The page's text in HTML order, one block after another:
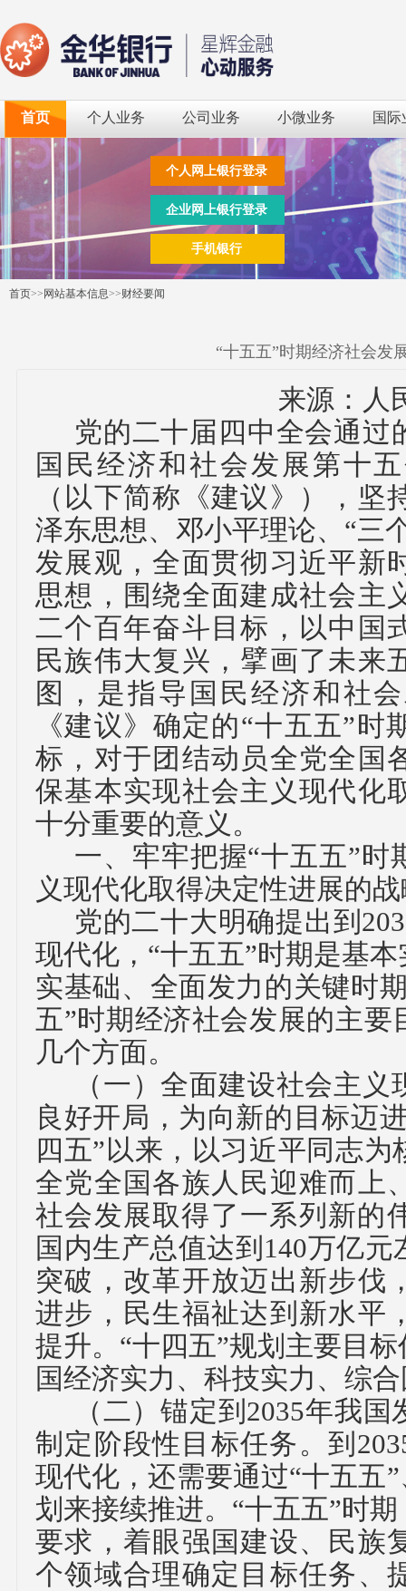
首页 个人业务 公司业务 小微业务 国际
个人网上银行登录
企业网上银行登录
手机银行
首页>> 网站基本信息>>财经要闻
“十五五”时期经济社会发
来源：人
党的二十届四中全会通过
国民经济和社会发展第十
（以下简称《建议》），坚
泽东思想、邓小平理论、 “三
发展观，全面贯彻习近平新
思想，围绕全面建成社会主
二个百年奋斗目标，以中国
民族伟大复兴，擘画了未来
图，是指导国民经济和社
《建议》确定的“十五五”
标，对于团结动员全党全国
保基本实现社会主义现代化
十分重要的意义。
一、 牢牢把握“十五五”时
义现代化取得决定性进展的
党的二十大明确提出到
现代化，“十五五”时期是基
实基础、全面发力的关键时
五”时期经济社会发展的主要
几个方面。
（一）全面建设社会主义
良好开局，为向新的目标迈
四五”以来，以习近平同志
全党全国各族人民迎难而上
社会发展取得了一系列新的
国内生产总值达到140万亿
突破，改革开放迈出新步伐
进步，民生福祉达到新水平
提升。“十四五”规划主要目
国经济实力、科技实力、综
（二）锚定到 2035年我国
制定阶段性目标任务。 到
现代化，还需要通过“十五五
划来接续推进。“十五五”时
要求，着眼强国建设、民族
个领域合理确定目标任务、